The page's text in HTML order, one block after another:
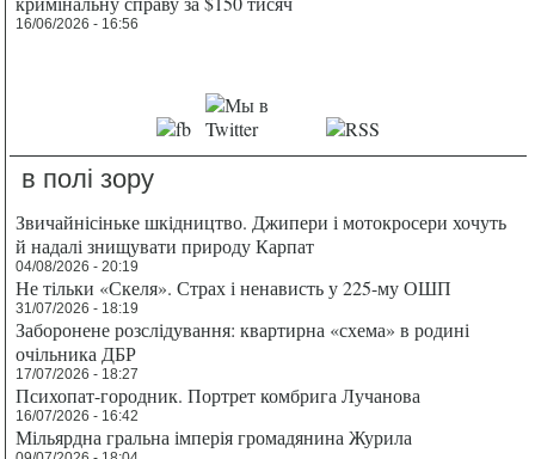
16/06/2026 - 16:56
в полі зору
Звичайнісіньке шкідництво. Джипери і мотокросери хочуть
й надалі знищувати природу Карпат
04/08/2026 - 20:19
Не тільки «Скеля». Страх і ненависть у 225-му ОШП
31/07/2026 - 18:19
Заборонене розслідування: квартирна «схема» в родині
очільника ДБР
17/07/2026 - 18:27
Психопат-городник. Портрет комбрига Лучанова
16/07/2026 - 16:42
Мільярдна гральна імперія громадянина Журила